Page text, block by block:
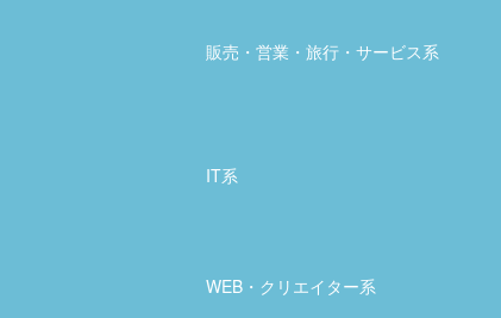
販売・営業・旅行・サービス系
IT系
WEB・クリエイター系